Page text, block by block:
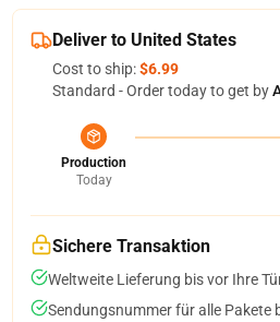
Deliver to United States
Cost to ship:$6.99
Standard - Order today to get by
Production
Today
Sichere Transaktion
Weltweite Lieferung bis vor Ihre
Sendungsnummer für alle Pakete